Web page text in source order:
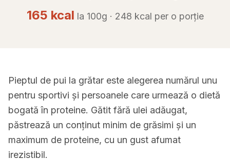
165 kcal la 100g · 248 kcal per o porție
Pieptul de pui la grătar este alegerea numărul unu
pentru sportivi și persoanele care urmează o dietă
bogată în proteine. Gătit fără ulei adăugat,
păstrează un conținut minim de grăsimi și un
maximum de proteine, cu un gust afumat
irezistibil.